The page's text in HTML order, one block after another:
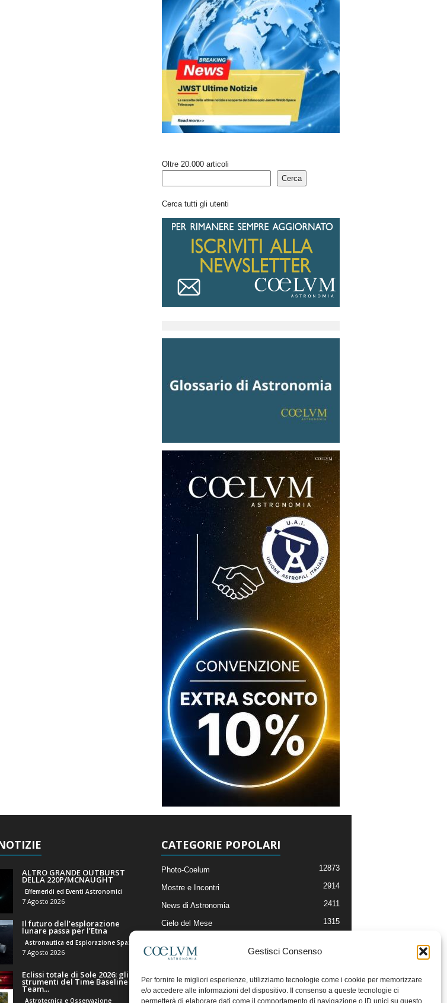
Gestisci Consenso
Per fornire le migliori esperienze, utilizziamo tecnologie come i cookie per memorizzare
e/o accedere alle informazioni del dispositivo. Il consenso a queste tecnologie ci
permetterà di elaborare dati come il comportamento di navigazione o ID unici su questo
Oltre 20.000 articoli
Cerca
Cerca tutti gli utenti
ALTRO GRANDE OUTBURST
DELLA 220P/MCNAUGHT
Effemeridi ed Eventi Astronomici
7 Agosto 2026
Il futuro dell’esplorazione
lunare passa per l’Etna
7 Agosto 2026
Eclissi totale di Sole 2026: gli
strumenti del Time Baseline
Team...
Astrotecnica e Osservazione
CATEGORIE POPOLARI
Photo-Coelum 12873
Mostre e Incontri 2914
News di Astronomia 2411
Cielo del Mese 1315
Articoli e Risorse On-Line
Il Blog della Redazione